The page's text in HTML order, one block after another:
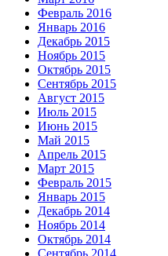
Февраль 2016
Январь 2016
Декабрь 2015
Ноябрь 2015
Октябрь 2015
Сентябрь 2015
Август 2015
Июль 2015
Июнь 2015
Май 2015
Апрель 2015
Март 2015
Февраль 2015
Январь 2015
Декабрь 2014
Ноябрь 2014
Октябрь 2014
Сентябрь 2014